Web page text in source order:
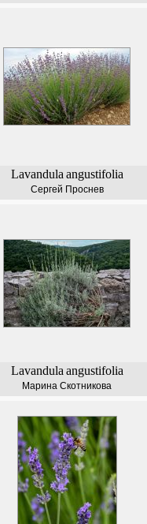
Lavandula angustifolia
Сергей Проснев
Lavandula angustifolia
Марина Скотникова